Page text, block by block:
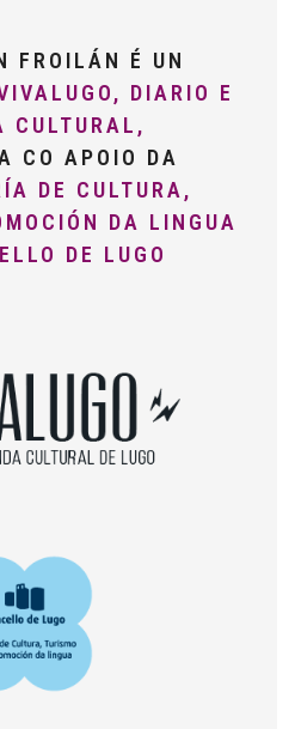
FROILÁN É UN
DIARIO E
CULTURAL,
CO APOIO DA
DE CULTURA,
DA LINGUA
DE LUGO